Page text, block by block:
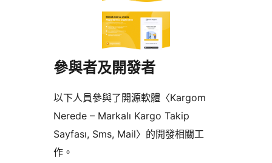
參與者及開發者
以下人員參與了開源軟體〈Kargom
Nerede – Markalı Kargo Takip
Sayfası, Sms, Mail〉的開發相關工
作。